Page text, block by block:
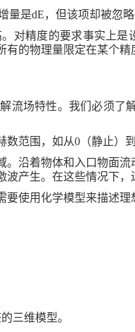
量是dE，但该项却被忽略
对精度的要求事实上是
的物理量限定在某个
流场特性。我们必须了
数范围，如从0 （静止）到
沿着物体和入口物面
产生。在这些情况下，
使用化学模型来描述
三维模型。